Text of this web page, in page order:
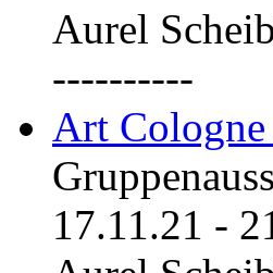
Aurel
----------
Art Cologne
17.11.21 -